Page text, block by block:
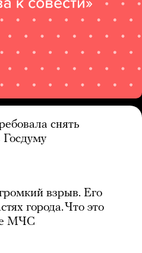
снять
Госдуму
взрыв. Его
города. Что это
МЧС